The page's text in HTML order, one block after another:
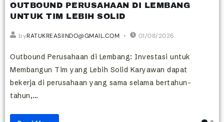
OUTBOUND PERUSAHAAN DI LEMBANG
UNTUK TIM LEBIH SOLID
byRATUKREASIINDO@GMAIL.COM 01/08/2026
Outbound Perusahaan di Lembang: Investasi untuk
Membangun Tim yang Lebih Solid Karyawan dapat
bekerja di perusahaan yang sama selama bertahun-
tahun,...